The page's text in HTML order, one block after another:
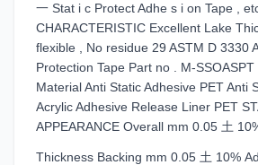
一 Stat i c Protect Adhe s i on Tape , etc
CHARACTERISTIC Excellent Lake
flexible , No residue 29 ASTM D 3330
Protection Tape Part no . M-SSOASPT
Material Anti Static Adhesive PET Anti
Acrylic Adhesive Release Liner PET
APPEARANCE Overall mm 0.05 土
Thickness Backing mm 0.05 土 10%